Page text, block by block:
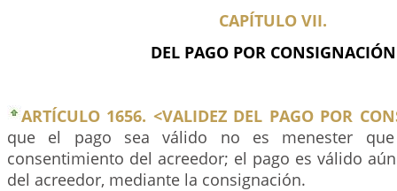
CAPÍTULO VII.
DEL PAGO POR CONSIGNACIÓN
ARTÍCULO 1656. <VALIDEZ DEL PAGO POR
que el pago sea válido no es menester
consentimiento del acreedor; el pago es válido
del acreedor, mediante la consignación.